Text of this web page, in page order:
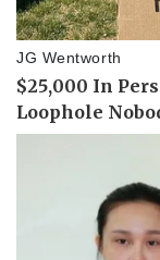
Tư vấn luật